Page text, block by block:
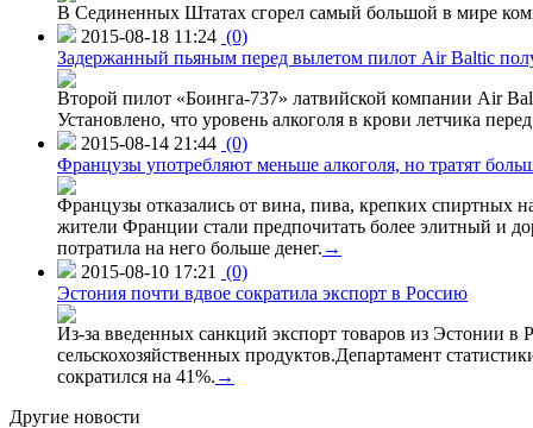
В Сединенных Штатах сгорел самый большой в мире
2015-08-18 11:24 (0)
Задержанный пьяным перед вылетом пилот Air Baltic
Второй пилот «Боинга-737» латвийской компании Air
Установлено, что уровень алкоголя в крови летчика
2015-08-14 21:44 (0)
Французы употребляют меньше алкоголя, но тратят
Французы отказались от вина, пива, крепких спиртных
жители Франции стали предпочитать более элитный и
потратила на него больше денег. →
2015-08-10 17:21
(0)
Эстония почти вдвое сократила экспорт в Россию
Из-за введенных санкций экспорт товаров из Эстонии в
сельскохозяйственных продуктов.Департамент
сократился на 41%. →
Другие новости